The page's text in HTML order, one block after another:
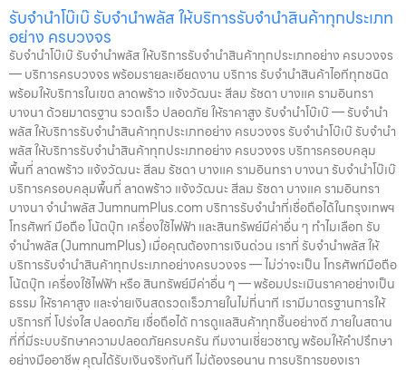
รับจำนำโบ๊เบ๊ รับจำนำพลัส ให้บริการรับจำนำสินค้าทุกประเภท
อย่าง ครบวงจร
รับจำนำโบ๊เบ๊ รับจำนำพลัส ให้บริการรับจำนำสินค้าทุกประเภทอย่าง ครบวงจร
— บริการครบวงจร พร้อมรายละเอียดงาน บริการ รับจำนำสินค้าไอทีทุกชนิด
พร้อมให้บริการในเขต ลาดพร้าว แจ้งวัฒนะ สีลม รัชดา บางแค รามอินทรา
บางนา ด้วยมาตรฐาน รวดเร็ว ปลอดภัย ให้ราคาสูง รับจำนำโบ๊เบ๊ — รับจำนำ
พลัส ให้บริการรับจำนำสินค้าทุกประเภทอย่าง ครบวงจร รับจำนำโบ๊เบ๊ รับจำนำ
พลัส ให้บริการรับจำนำสินค้าทุกประเภทอย่าง ครบวงจร บริการครอบคลุม
พื้นที่ ลาดพร้าว แจ้งวัฒนะ สีลม รัชดา บางแค รามอินทรา บางนา รับจำนำโบ๊เบ๊
บริการครอบคลุมพื้นที่ ลาดพร้าว แจ้งวัฒนะ สีลม รัชดา บางแค รามอินทรา
บางนา จำนำพลัส JumnumPlus.com บริการรับจำนำที่เชื่อถือได้ในกรุงเทพฯ
โทรศัพท์ มือถือ โน้ตบุ๊ก เครื่องใช้ไฟฟ้า และสินทรัพย์มีค่าอื่น ๆ ทำไมเลือก รับ
จำนำพลัส (JumnumPlus) เมื่อคุณต้องการเงินด่วน เราที่ รับจำนำพลัส ให้
บริการรับจำนำสินค้าทุกประเภทอย่างครบวงจร — ไม่ว่าจะเป็น โทรศัพท์มือถือ
โน้ตบุ๊ก เครื่องใช้ไฟฟ้า หรือ สินทรัพย์มีค่าอื่น ๆ — พร้อมประเมินราคาอย่างเป็น
ธรรม ให้ราคาสูง และจ่ายเงินสดรวดเร็วภายในไม่กี่นาที เรามีมาตรฐานการให้
บริการที่ โปร่งใส ปลอดภัย เชื่อถือได้ การดูแลสินค้าทุกชิ้นอย่างดี ภายในสถาน
ที่ที่มีระบบรักษาความปลอดภัยครบครัน ทีมงานเชี่ยวชาญ พร้อมให้คำปรึกษา
อย่างมืออาชีพ คุณได้รับเงินจริงทันที ไม่ต้องรอนาน การบริการของเรา